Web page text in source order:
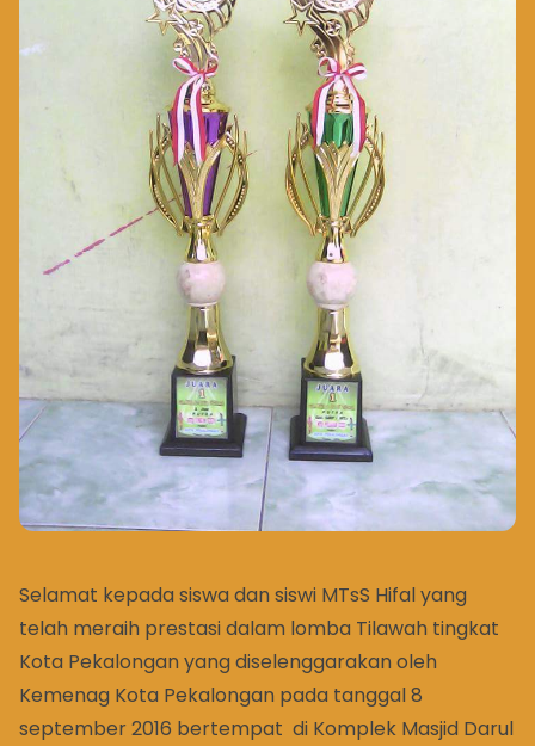
Selamat kepada siswa dan siswi MTsS Hifal yang
telah meraih prestasi dalam lomba Tilawah tingkat
Kota Pekalongan yang diselenggarakan oleh
Kemenag Kota Pekalongan pada tanggal 8
september 2016 bertempat di Komplek Masjid Darul